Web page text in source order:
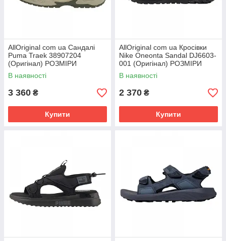
AllOriginal com ua Сандалі
Puma Traek 38907204
(Оригінал) РОЗМІРИ
ЗАПИТУЙТЕ
В наявності
3 360 ₴
Купити
AllOriginal com ua Кросівки
Nike Oneonta Sandal DJ6603-
001 (Оригінал) РОЗМІРИ
ЗАПИТУЙТЕ
В наявності
2 370 ₴
Купити